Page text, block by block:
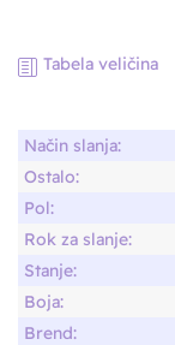
Tabela veličina
Način slanja:
Ostalo:
Pol:
Rok za slanje:
Stanje:
Boja:
Brend: